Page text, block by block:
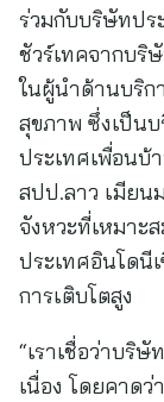
ร่วมกับบริษัทป
ชัวร์เทคจากบริ
ในผู้นำด้านบริก
สุขภาพ ซึ่งเป็นบ
ประเทศเพื่อนบ้
สปป.ลาว เมียน
จังหวะที่เหมาะ
ประเทศอินโดนี
การเติบโตสูง
“เราเชื่อว่าบริ
เนื่อง โดยคาด